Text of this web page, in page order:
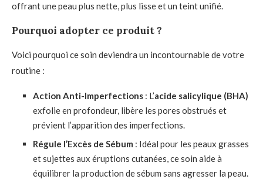
offrant une peau plus nette, plus lisse et un teint unifié.
Pourquoi adopter ce produit ?
Voici pourquoi ce soin deviendra un incontournable de votre
routine :
Action Anti-Imperfections : L’acide salicylique (BHA)
exfolie en profondeur, libère les pores obstrués et
prévient l’apparition des imperfections.
Régule l’Excès de Sébum : Idéal pour les peaux grasses
et sujettes aux éruptions cutanées, ce soin aide à
équilibrer la production de sébum sans agresser la peau.